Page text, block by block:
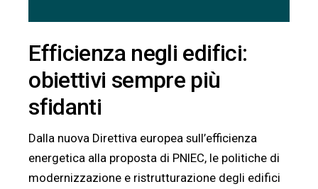
Efficienza negli edifici:
obiettivi sempre più
sfidanti
Dalla nuova Direttiva europea sull’efficienza
energetica alla proposta di PNIEC, le politiche di
modernizzazione e ristrutturazione degli edifici